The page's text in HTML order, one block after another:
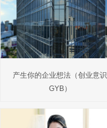
产生你的企业想法（创业意识
GYB）